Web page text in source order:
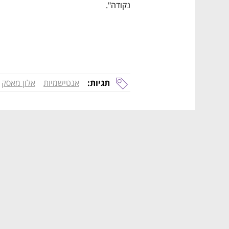
נקודה".
תגיות: אנטישמיות אלון מאסק